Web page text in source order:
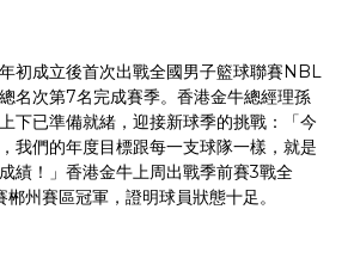
初成立後首次出戰全國男子籃球聯賽NBL
名次第7名完成賽季。香港金牛總經理孫
下已準備就緒，迎接新球季的挑戰：「今
我們的年度目標跟每一支球隊一樣，就是
績！」香港金牛上周出戰季前賽3戰全
州賽區冠軍，證明球員狀態十足。